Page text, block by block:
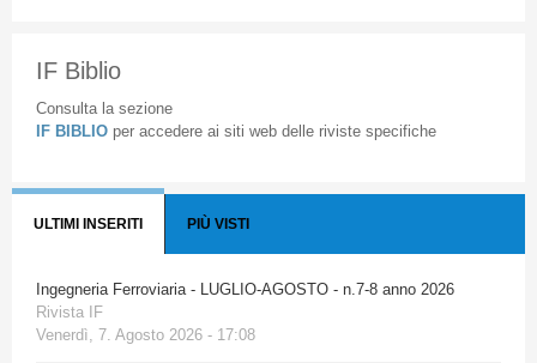
IF Biblio
Consulta la sezione
IF BIBLIO per accedere ai siti web delle riviste specifiche
ULTIMI INSERITI PIÙ VISTI
Ingegneria Ferroviaria - LUGLIO-AGOSTO - n.7-8 anno 2026
Rivista IF
Venerdì, 7. Agosto 2026 - 17:08